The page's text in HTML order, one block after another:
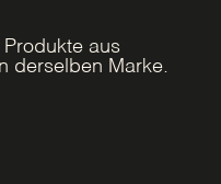
aus
derselben Marke.